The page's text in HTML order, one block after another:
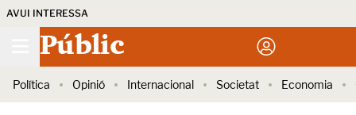
AVUI INTERESSA
Públic
Política Opinió Internacional Societat Economia